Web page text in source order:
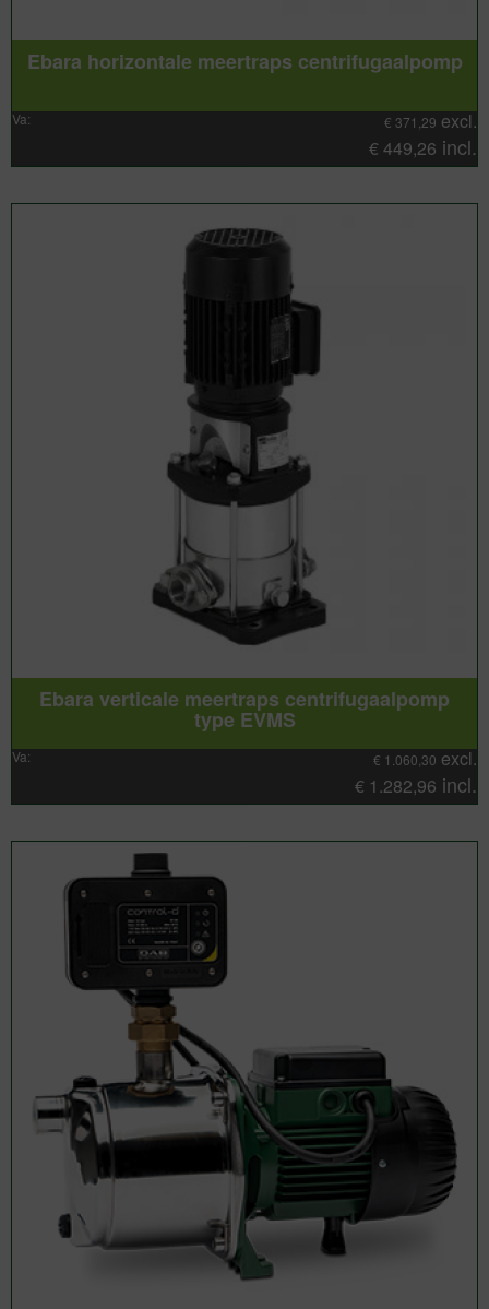
Ebara horizontale meertraps centrifugaalpomp
Va: € 371,29 excl.
€449,26 incl.
Ebara verticale meertraps centrifugaalpomp
type EVMS
Va: € 1.060,30 excl.
€ 1.282,96 incl.